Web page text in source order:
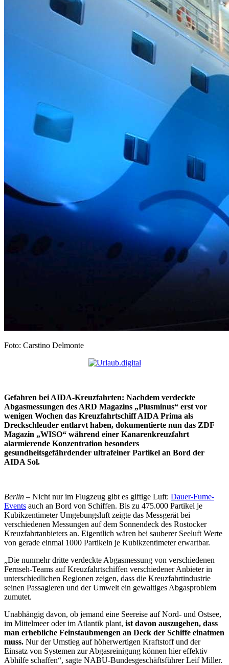
Foto: Carstino Delmonte
Gefahren bei AIDA-Kreuzfahrten: Nachdem verdeckte
Abgasmessungen des ARD Magazins „Plusminus“ erst vor
wenigen Wochen das Kreuzfahrtschiff AIDA Prima als
Dreckschleuder entlarvt haben, dokumentierte nun das ZDF
Magazin „WISO“ während einer Kanarenkreuzfahrt
alarmierende Konzentration besonders
gesundheitsgefährdender ultrafeiner Partikel an Bord der
AIDA Sol.
Berlin – Nicht nur im Flugzeug gibt es giftige Luft: Dauer-Fume-
Events auch an Bord von Schiffen. Bis zu 475.000 Partikel je
Kubikzentimeter Umgebungsluft zeigte das Messgerät bei
verschiedenen Messungen auf dem Sonnendeck des Rostocker
Kreuzfahrtanbieters an. Eigentlich wären bei sauberer Seeluft Werte
von gerade einmal 1000 Partikeln je Kubikzentimeter erwartbar.
„Die nunmehr dritte verdeckte Abgasmessung von verschiedenen
Fernseh-Teams auf Kreuzfahrtschiffen verschiedener Anbieter in
unterschiedlichen Regionen zeigen, dass die Kreuzfahrtindustrie
seinen Passagieren und der Umwelt ein gewaltiges Abgasproblem
zumutet.
Unabhängig davon, ob jemand eine Seereise auf Nord- und Ostsee,
im Mittelmeer oder im Atlantik plant, ist davon auszugehen, dass
man erhebliche Feinstaubmengen an Deck der Schiffe einatmen
muss. Nur der Umstieg auf höherwertigen Kraftstoff und der
Einsatz von Systemen zur Abgasreinigung können hier effektiv
Abhilfe schaffen“, sagte NABU-Bundesgeschäftsführer Leif Miller.